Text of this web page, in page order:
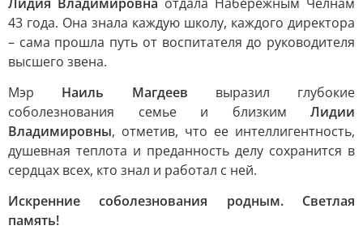
43 года. Она знала каждую школу, каждого директора
– сама прошла путь от воспитателя до руководителя
высшего звена.
Мэр Наиль Магдеев выразил глубокие
соболезнования семье и близким Лидии
Владимировны, отметив, что ее интеллигентность,
душевная теплота и преданность делу сохранится в
сердцах всех, кто знал и работал с ней.
Искренние соболезнования родным. Светлая
память!